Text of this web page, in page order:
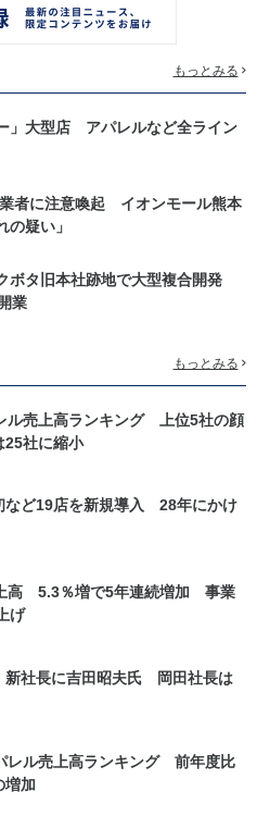
もっとみる
」大型店 アパレルなど全ライン
業者に注意喚起 イオンモール熊本
疑い」
ボタ旧本社跡地で大型複合開発
業
もっとみる
ル売上高ランキング 上位5社の顔
25社に縮小
など19店を新規導入 28年にかけ
高 5.3％増で5年連続増加 事業
げ
社長に吉田昭夫氏 岡田社長は
レル売上高ランキング 前年度比
増加